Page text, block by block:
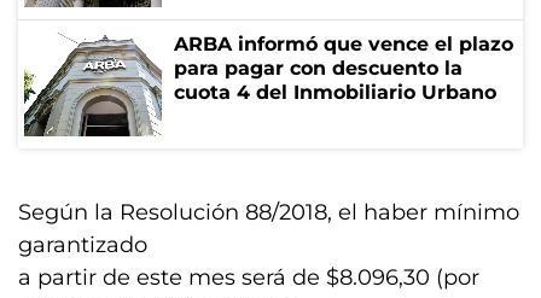
ARBA informó que vence el plazo
para pagar con descuento la
cuota 4 del Inmobiliario Urbano
Según la Resolución 88/2018, el haber mínimo
garantizado
a partir de este mes será de $8.096,30 (por